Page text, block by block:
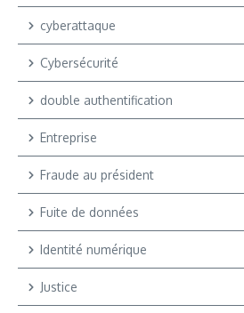
cyberattaque
Cybersécurité
double authentification
Entreprise
Fraude au président
Fuite de données
Identité numérique
Justice